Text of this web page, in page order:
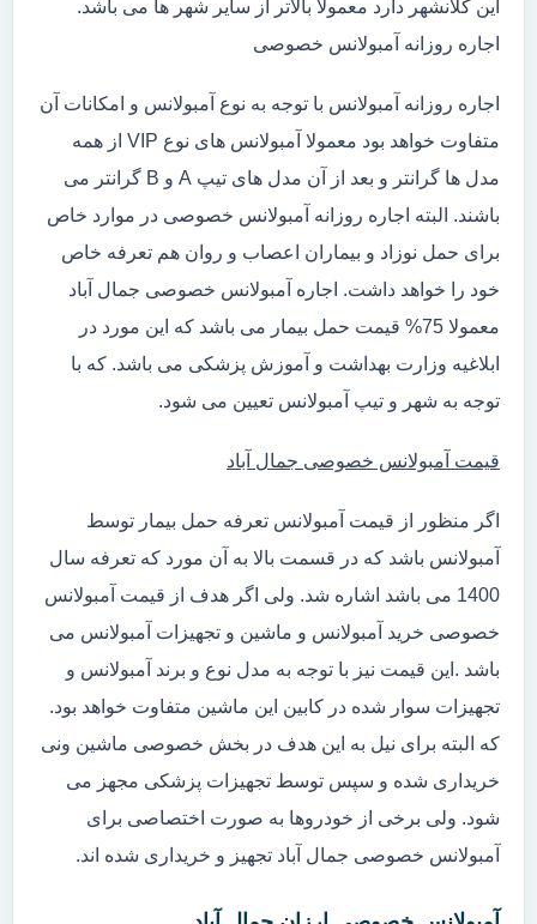
این کلانشهر دارد معمولا بالاتر از سایر شهر ها می باشد.
اجاره روزانه آمبولانس خصوصی
اجاره روزانه آمبولانس با توجه به نوع آمبولانس و امکانات آن
متفاوت خواهد بود معمولا آمبولانس های نوع VIP از همه
مدل ها گرانتر و بعد از آن مدل های تیپ A و B گرانتر می
باشند. البته اجاره روزانه آمبولانس خصوصی در موارد خاص
برای حمل نوزاد و بیماران اعصاب و روان هم تعرفه خاص
خود را خواهد داشت. اجاره آمبولانس خصوصی جمال آباد
معمولا 75% قیمت حمل بیمار می باشد که این مورد در
ابلاغیه وزارت بهداشت و آموزش پزشکی می باشد. که با
توجه به شهر و تیپ آمبولانس تعیین می شود.
قیمت آمبولانس خصوصی جمال آباد
اگر منظور از قیمت آمبولانس تعرفه حمل بیمار توسط
آمبولانس باشد که در قسمت بالا به آن مورد که تعرفه سال
1400 می باشد اشاره شد. ولی اگر هدف از قیمت آمبولانس
خصوصی خرید آمبولانس و ماشین و تجهیزات آمبولانس می
باشد .این قیمت نیز با توجه به مدل نوع و برند آمبولانس و
تجهیزات سوار شده در کابین این ماشین متفاوت خواهد بود.
که البته برای نیل به این هدف در بخش خصوصی ماشین ونی
خریداری شده و سپس توسط تجهیزات پزشکی مجهز می
شود. ولی برخی از خودروها به صورت اختصاصی برای
آمبولانس خصوصی جمال آباد تجهیز و خریداری شده اند.